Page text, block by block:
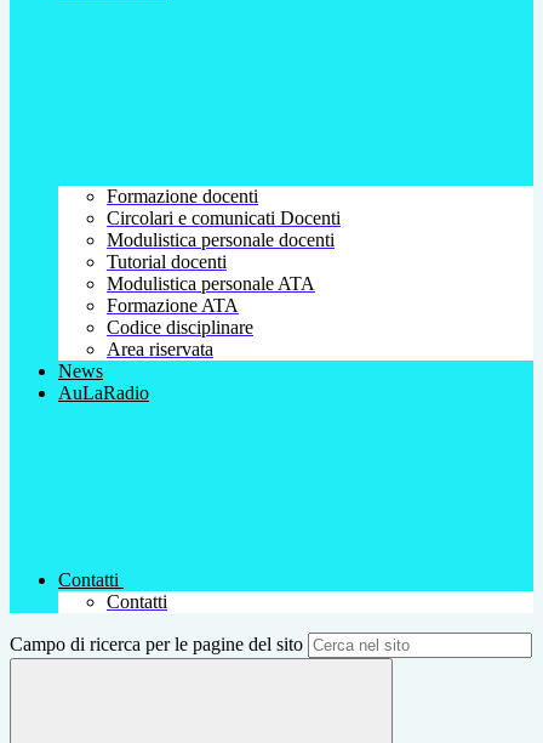
Formazione docenti
Circolari e comunicati Docenti
Modulistica personale docenti
Tutorial docenti
Modulistica personale ATA
Formazione ATA
Codice disciplinare
Area riservata
News
AuLaRadio
Contatti
Contatti
Campo di ricerca per le pagine del sito